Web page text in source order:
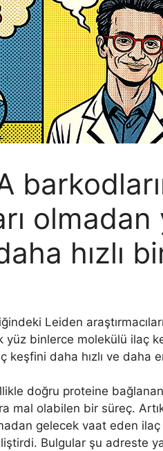
hızlı
Leiden
yüz binlerce molekülü ilaç
keşfini daha hızlı ve
doğru proteine
mal olabilen bir süreç.
gelecek vaat eden ilaç
Bulgular şu adreste